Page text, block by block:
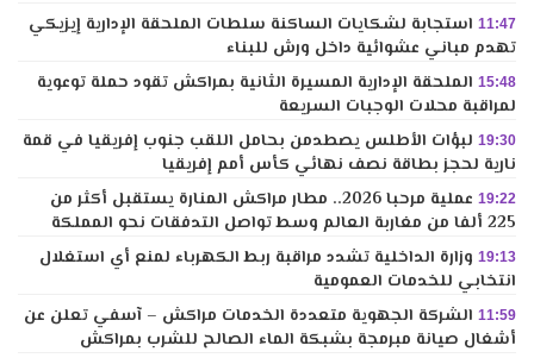
11:47 استجابة لشكايات الساكنة سلطات الملحقة الإدارية إيزيكي
تهدم مباني عشوائية داخل ورش للبناء
15:48 الملحقة الإدارية المسيرة الثانية بمراكش تقود حملة توعوية
لمراقبة محلات الوجبات السريعة
19:30 لبؤات الأطلس يصطدمن بحامل اللقب جنوب إفريقيا في قمة
نارية لحجز بطاقة نصف نهائي كأس أمم إفريقيا
19:22
عملية مرحبا 2026.. مطار مراكش المنارة يستقبل أكثر من
225 ألفا من مغاربة العالم وسط تواصل التدفقات نحو المملكة
19:13 وزارة الداخلية تشدد مراقبة ربط الكهرباء لمنع أي استغلال
انتخابي للخدمات العمومية
11:59 الشركة الجهوية متعددة الخدمات مراكش – آسفي تعلن عن
أشغال صيانة مبرمجة بشبكة الماء الصالح للشرب بمراكش